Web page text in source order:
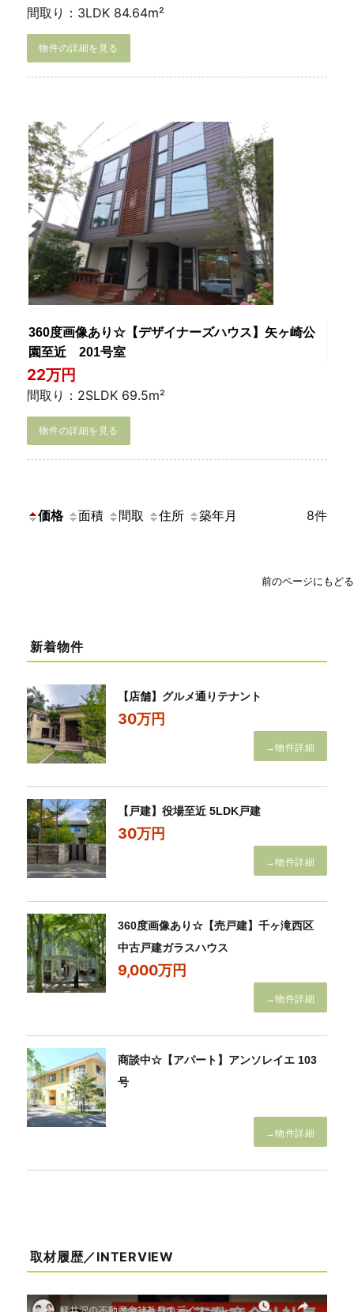
間取り：3LDK 84.64m²
物件の詳細を見る
360度画像あり☆【デザイナーズハウス】矢ヶ崎公
園至近 201号室
22万円
間取り：2SLDK 69.5m²
物件の詳細を見る
価格 面積 間取 住所 築年月 8件
前のページにもどる
新着物件
【店舗】グルメ通りテナント
30万円
→物件詳細
【戸建】役場至近 5LDK戸建
30万円
→物件詳細
360度画像あり☆【売戸建】千ヶ滝西区
中古戸建ガラスハウス
9,000万円
→物件詳細
商談中☆【アパート】アンソレイエ 103
号
→物件詳細
取材履歴／INTERVIEW